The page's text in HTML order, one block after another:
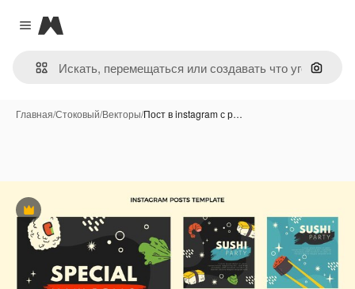
Close menu
Magnific
Поиск
Главная/Стоковый/Векторы/Пост в instagram с р…
Премиум